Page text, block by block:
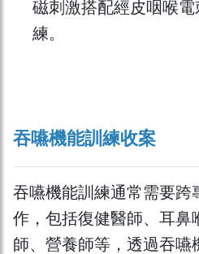
磁刺激搭配經皮咽喉
練。
吞嚥機能訓練收案
吞嚥機能訓練通常需要跨
作，包括復健醫師、耳鼻
師、營養師等，透過吞